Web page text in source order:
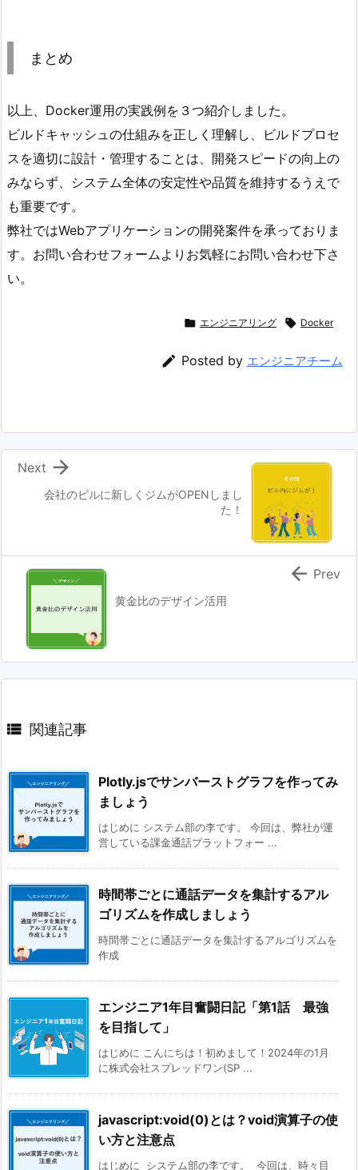
まとめ
以上、Docker運用の実践例を３つ紹介しました。
ビルドキャッシュの仕組みを正しく理解し、ビルドプロセ
スを適切に設計・管理することは、開発スピードの向上の
みならず、システム全体の安定性や品質を維持するうえで
も重要です。
弊社ではWebアプリケーションの開発案件を承っておりま
す。お問い合わせフォームよりお気軽にお問い合わせ下さ
い。
 エンジニアリング  Docker
 Posted by エンジニアチーム
会社のビルに新しくジムがOPENしまし
た！

Next
黄金比のデザイン活用
 Prev
 関連記事
Plotly.jsでサンバーストグラフを作ってみ
ましょう
はじめに システム部の李です。 今回は、弊社が運
営している課金通話プラットフォー ...
時間帯ごとに通話データを集計するアル
ゴリズムを作成しましょう
時間帯ごとに通話データを集計するアルゴリズムを
作成
エンジニア1年目奮闘日記「第1話 最強
を目指して」
はじめに こんにちは！初めまして！2024年の1月
に株式会社スプレッドワン(SP ...
javascript:void(0)とは？void演算子の使
い方と注意点
はじめに システム部の李です。 今回は、時々目